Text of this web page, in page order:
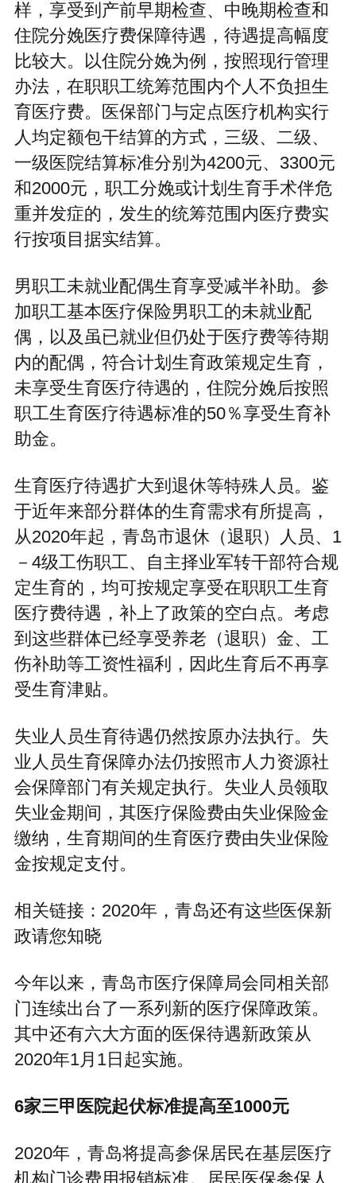
样，享受到产前早期检查、中晚期检查和
住院分娩医疗费保障待遇，待遇提高幅度
比较大。以住院分娩为例，按照现行管理
办法，在职职工统筹范围内个人不负担生
育医疗费。医保部门与定点医疗机构实行
人均定额包干结算的方式，三级、二级、
一级医院结算标准分别为4200元、3300元
和2000元，职工分娩或计划生育手术伴危
重并发症的，发生的统筹范围内医疗费实
行按项目据实结算。
男职工未就业配偶生育享受减半补助。参
加职工基本医疗保险男职工的未就业配
偶，以及虽已就业但仍处于医疗费等待期
内的配偶，符合计划生育政策规定生育，
未享受生育医疗待遇的，住院分娩后按照
职工生育医疗待遇标准的50％享受生育补
助金。
生育医疗待遇扩大到退休等特殊人员。鉴
于近年来部分群体的生育需求有所提高，
从2020年起，青岛市退休（退职）人员、1
－4级工伤职工、自主择业军转干部符合规
定生育的，均可按规定享受在职职工生育
医疗费待遇，补上了政策的空白点。考虑
到这些群体已经享受养老（退职）金、工
伤补助等工资性福利，因此生育后不再享
受生育津贴。
失业人员生育待遇仍然按原办法执行。失
业人员生育保障办法仍按照市人力资源社
会保障部门有关规定执行。失业人员领取
失业金期间，其医疗保险费由失业保险金
缴纳，生育期间的生育医疗费由失业保险
金按规定支付。
相关链接：2020年，青岛还有这些医保新
政请您知晓
今年以来，青岛市医疗保障局会同相关部
门连续出台了一系列新的医疗保障政策。
其中还有六大方面的医保待遇新政策从
2020年1月1日起实施。
6家三甲医院起伏标准提高至1000元
2020年，青岛将提高参保居民在基层医疗
机构门诊费用报销标准。居民医保参保人